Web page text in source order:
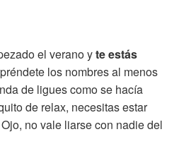
el verano yte estás
los nombres al menos
de ligues como se hacía
de relax, necesitas estar
no vale liarse con nadie del